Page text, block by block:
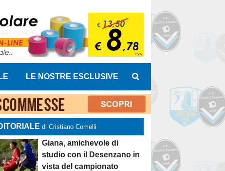
LE NOSTRE ESCLUSIVE
di Cristiano Comelli
Giana, amichevole di
studio con il Desenzano in
vista del campionato